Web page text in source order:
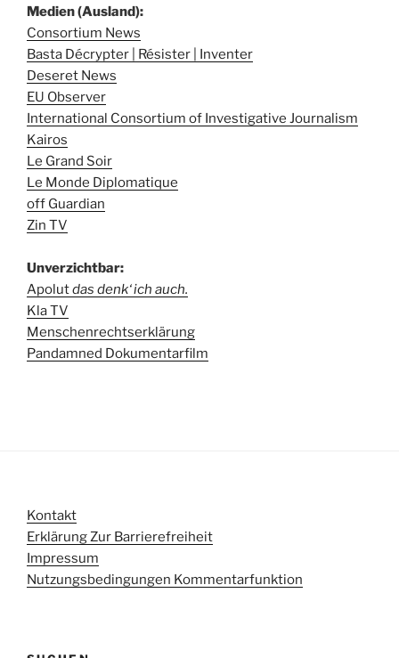
Medien (Ausland):
Consortium News
Basta Décrypter | Résister | Inventer
Deseret News
EU Observer
International Consortium of Investigative Journalism
Kairos
Le Grand Soir
Le Monde Diplomatique
off Guardian
Zin TV
Unverzichtbar:
Apolutdas denk‘ ich auch.
Kla TV
Menschenrechtserklärung
Pandamned Dokumentarfilm
Kontakt
Erklärung Zur Barrierefreiheit
Impressum
Nutzungsbedingungen Kommentarfunktion